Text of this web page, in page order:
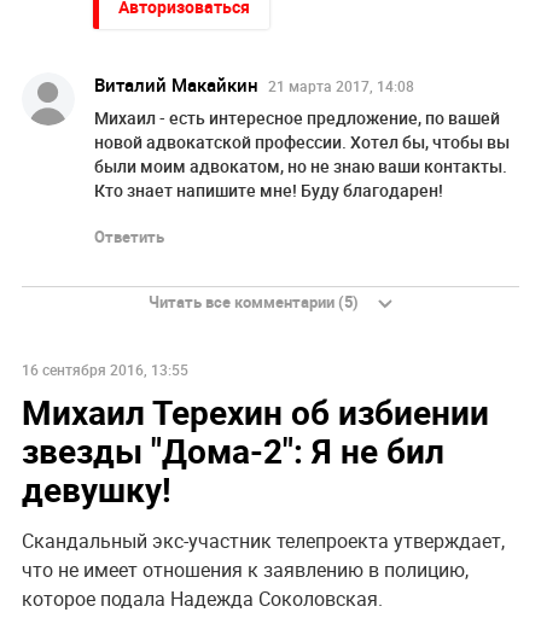
Авторизоваться
Виталий Макайкин 21 марта 2017, 14:08
Михаил - есть интересное предложение, по вашей
новой адвокатской профессии. Хотел бы, чтобы вы
были моим адвокатом, но не знаю ваши контакты.
Кто знает напишите мне! Буду благодарен!
Ответить
Читать все комментарии (5)
16 сентября 2016, 13:55
Михаил Терехин об избиении
звезды "Дома-2": Я не бил
девушку!
Скандальный экс-участник телепроекта утверждает,
что не имеет отношения к заявлению в полицию,
которое подала Надежда Соколовская.